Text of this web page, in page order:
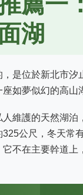
湖
是位於新北市
如夢似幻的高山
維護的天然湖
公尺，冬天常
它不在主要幹道